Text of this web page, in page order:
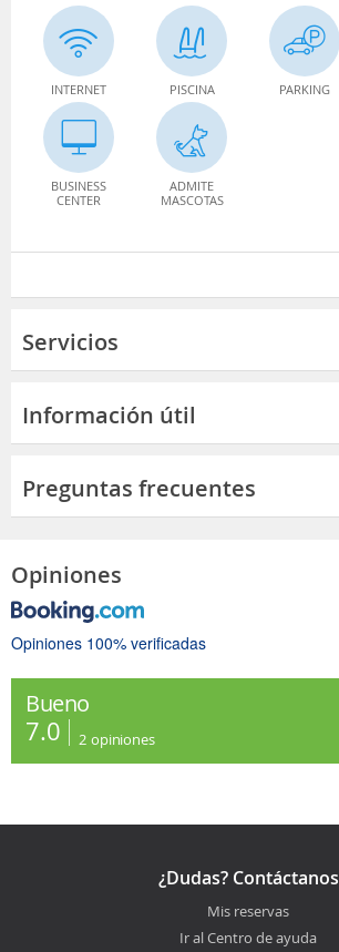
INTERNET PISCINA PARKING
BUSINESS
CENTER
ADMITE
MASCOTAS
Servicios
Información útil
Preguntas frecuentes
Opiniones
Opiniones 100% verificadas
Bueno
7.0 2 opiniones
¿Dudas? Contáctanos
Mis reservas
Ir al Centro de ayuda